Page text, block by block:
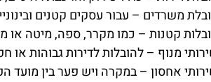
משרדים – עבור עסקים קטנים
קטנות – כמו מקרר, ספה, מיטה או
מנוף – להובלות לדירות גבוהות או
אחסון – במקרה ויש פער בין מועד